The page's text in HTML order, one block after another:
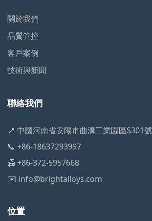
關於我們
品質管控
客戶案例
技術與新聞
聯絡我們
📍 中國河南省安陽市曲溝工業園區S301號
📞 +86-18637293997
📠 +86-372-5957668
✉️ info@brightalloys.com
位置